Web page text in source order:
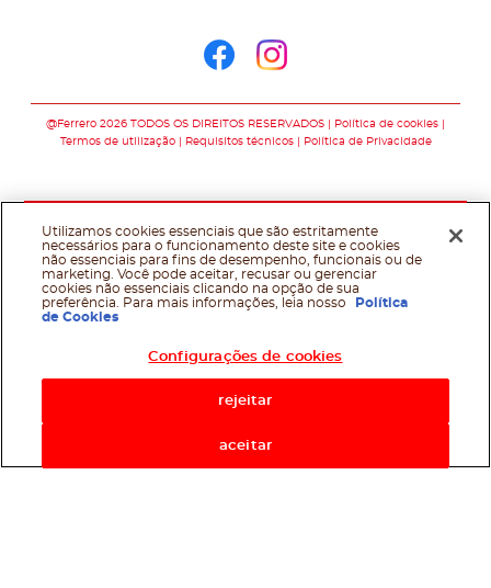
@Ferrero 2026 TODOS OS DIREITOS RESERVADOS
Política de cookies
Termos de utilização
Requisitos técnicos Política de Privacidade
Utilizamos cookies essenciais que são estritamente
necessários para o funcionamento deste site e cookies
não essenciais para fins de desempenho, funcionais ou de
marketing. Você pode aceitar, recusar ou gerenciar
cookies não essenciais clicando na opção de sua
preferência. Para mais informações, leia nosso
Política
de Cookies
Configurações de cookies
rejeitar
aceitar